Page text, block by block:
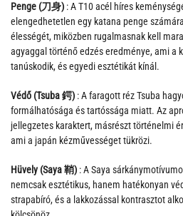
Penge (刀身) : A T10 acél híres
elengedhetetlen egy katana penge
élességét, miközben rugalmasnak kell
agyaggal történő edzés eredménye, ami a
tanúskodik, és egyedi esztétikát kínál.
Védő (Tsuba 鍔) : A faragott réz Tsuba
formálhatósága és tartóssága miatt. Az
jellegzetes karaktert, másrészt történelmi
ami a japán kézművességet tükrözi.
Hüvely (Saya 鞘) : A Saya
nemcsak esztétikus, hanem hatékonyan
strapabíró, és a lakkozással kontrasztot